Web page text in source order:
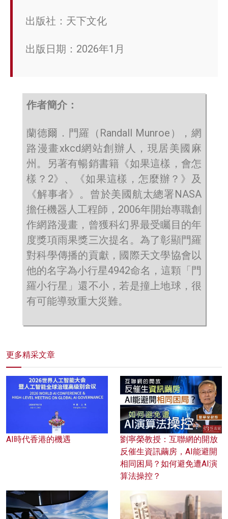
出版社：天下文化
出版日期：2026年1月
作者簡介：
蘭德爾．門羅（Randall Munroe），網
路漫畫xkcd網站創辦人，現居美國麻
州。另著有暢銷書籍《如果這樣，會怎
樣？2》、《如果這樣，怎麼辦？》及
《解事者》。曾於美國航太總署NASA
擔任機器人工程師，2006年開始專職創
作網路漫畫，曾獲科幻界最受矚目的年
度獎項雨果獎三次提名。為了彰顯門羅
對科學傳播的貢獻，國際天文學協會以
他的名字為小行星4942命名，這顆「門
羅小行星」還不小，若是撞上地球，很
有可能導致重大災難。
更多精采文章
AI時代香港的機遇
劉寧榮教授：互聯網的開放
反催生資訊繭房，AI能避開
相同困局？如何避免遭AI演
算法操控？